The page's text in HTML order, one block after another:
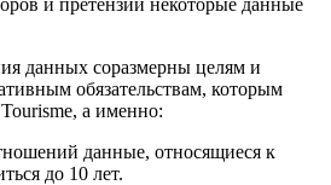
данных соразмерны целям и
обязательствам, которым
а именно:
данные, относящиеся к
до 10 лет.